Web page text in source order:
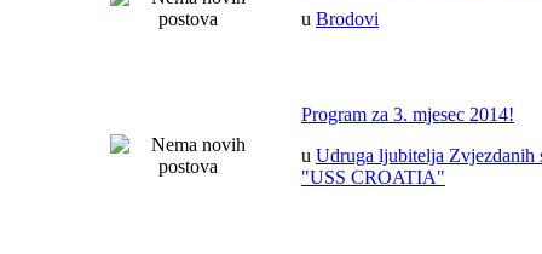
u Brodovi
Program za 3. mjesec 2014!
u Udruga ljubitelja Zvjezdanih
"USS CROATIA"